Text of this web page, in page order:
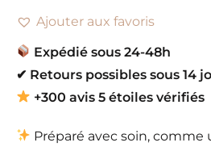
Ajouter aux favoris
Expédié sous 24-48h
✔ Retours possibles sous 14
+300 avis 5 étoiles vérifiés
Préparé avec soin, comme